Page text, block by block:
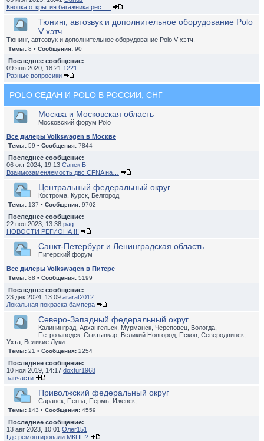
Кнопка открытия багажника рест…
Тюнинг, автозвук и дополнительное оборудование Polo
V хэтч.
Тюнинг, автозвук и дополнительное оборудование Polo V хэтч.
Темы: 8 • Сообщения: 90
Последнее сообщение:
09 янв 2020, 18:21 1221
Разные вопросики
POLO СЕДАН И POLO В РОССИИ, СНГ
Москва и Московская область
Московский форум Polo
Все дилеры Volkswagen в Москве
Темы: 59 • Сообщения: 7844
Последнее сообщение:
06 окт 2024, 19:13 Санек Б
Взаимозаменяемость двс CFNA на…
Центральный федеральный округ
Кострома, Курск, Белгород
Темы: 137 • Сообщения: 9702
Последнее сообщение:
22 ноя 2023, 13:38 pag
НОВОСТИ РЕГИОНА !!!
Санкт-Петербург и Ленинградская область
Питерский форум
Все дилеры Volkswagen в Питере
Темы: 88 • Сообщения: 5199
Последнее сообщение:
23 дек 2024, 13:09 ararat2012
Локальная покраска бампера
Северо-Западный федеральный округ
Калининград, Архангельск, Мурманск, Череповец, Вологда,
Петрозаводск, Сыктывкар, Великий Новгород, Псков, Северодвинск,
Ухта, Великие Луки
Темы: 21 • Сообщения: 2254
Последнее сообщение:
10 ноя 2019, 14:17 doxtur1968
запчасти
Приволжский федеральный округ
Саранск, Пенза, Пермь, Ижевск,
Темы: 143 • Сообщения: 4559
Последнее сообщение:
13 авг 2023, 10:01 Олег151
Где ремонтировали МКПП?